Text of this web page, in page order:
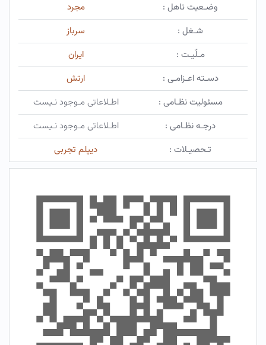
وضـعیت تاهل :
مجرد
شـغل :
سرباز
مـلّیـت :
ایران
دسـته اعـزامـی :
ارتش
مسئولیت نظـامی :
اطـلاعاتی مـوجود نـیست
درجـه نظـامی :
اطـلاعاتی مـوجود نـیست
تـحصیـلات :
دیپلم تجربی